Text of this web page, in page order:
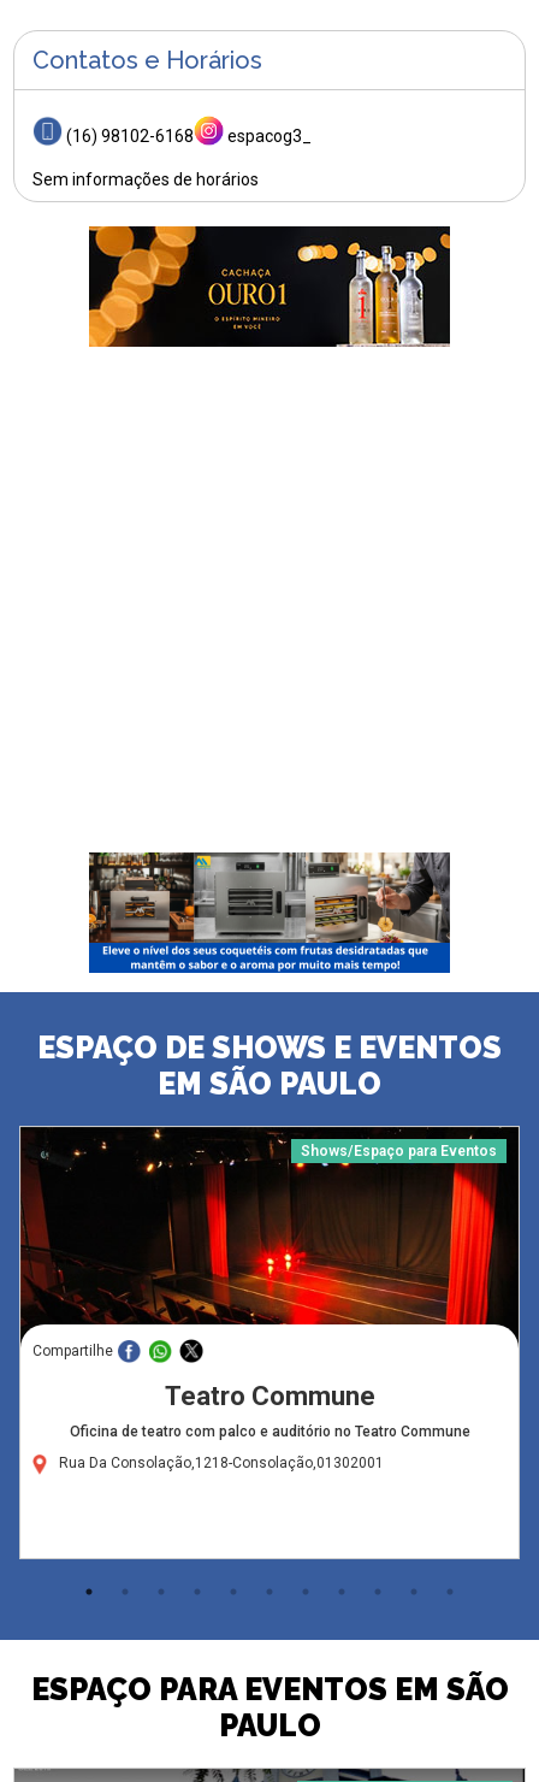
Contatos e Horários
(16) 98102-6168 espacog3_
Sem informações de horários
ESPAÇO DE SHOWS E EVENTOS
EM SÃO PAULO
Shows/Espaço para Eventos
Compartilhe
Teatro Commune
Oficina de teatro com palco e auditório no Teatro Commune
Rua Da Consolação,1218-Consolação,01302001
ESPAÇO PARA EVENTOS EM SÃO
PAULO